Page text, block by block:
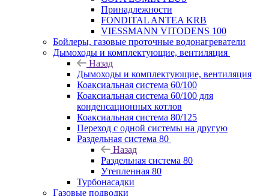
Принадлежности
FONDITAL ANTEA KRB
VIESSMANN VITODENS 100
Бойлеры, газовые проточные водонагреватели
Дымоходы и комплектующие, вентиляция
Назад
Дымоходы и комплектующие, вентиляция
Коаксиальная система 60/100
Коаксиальная система 60/100 для
конденсационных котлов
Коаксиальная система 80/125
Переход с одной системы на другую
Раздельная система 80
Назад
Раздельная система 80
Утепленная 80
Турбонасадки
Газовые подводки